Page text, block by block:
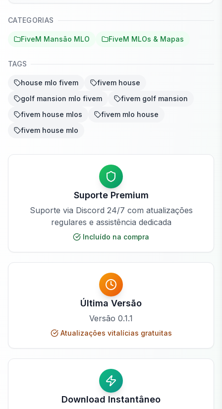
CATEGORIAS
FiveM Mansão MLO FiveM MLOs & Mapas
TAGS
house mlo fivem
fivem house
golf mansion mlo fivem
fivem golf mansion
fivem house mlos
fivem mlo house
fivem house mlo
Suporte Premium
Suporte via Discord 24/7 com atualizações
regulares e assistência dedicada
Incluído na compra
Última Versão
Versão 0.1.1
Atualizações vitalícias gratuitas
Download Instantâneo